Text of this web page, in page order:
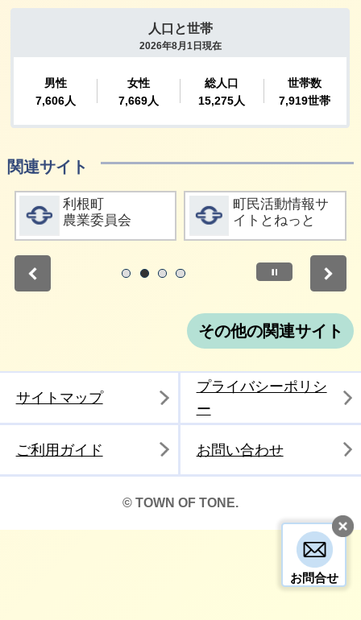
お問合せ
関連サイト
詳細をみる
利根町
農業委員会
詳細をみる
町民活動情報サ
イトとねっと
停止
その他の関連サイト
サイトマップ
プライバシーポリシ
ー
ご利用ガイド お問い合わせ
© TOWN OF TONE.